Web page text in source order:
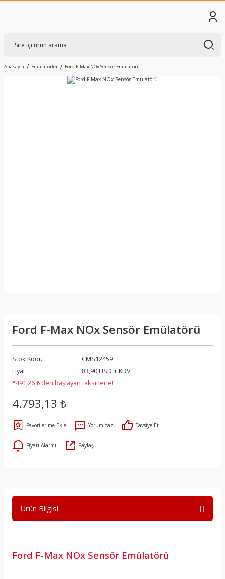
Anasayfa Emülatörler Ford F-Max NOx Sensör Emülatörü
Ford F-Max NOx Sensör Emülatörü
Stok Kodu
CMS12459
Fiyat
83,90 USD + KDV
*491,26 ₺ den başlayan taksitlerle!
4.793,13 ₺
Yorum Yaz Tavsiye Et
Fiyatı Alarmı Paylaş
Ürün Bilgisi
Ford F-Max NOx Sensör Emülatörü